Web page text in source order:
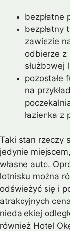
bezpłatne
bezpłatny
zawiezie
odbierze z
służbowej
pozostałe
na
łazienka z
Taki stan rzeczy
jedynie
własne auto.
lotnisku można
odświeżyć się i
atrakcyjnych
niedalekiej
również Hotel